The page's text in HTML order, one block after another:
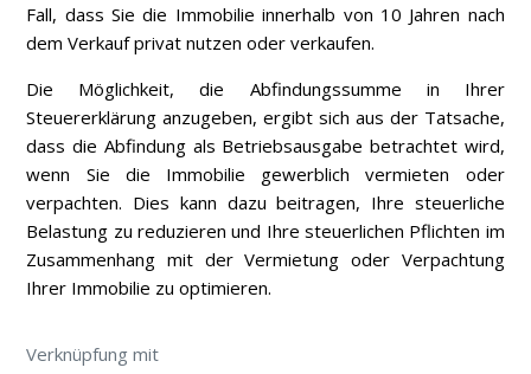
Fall, dass Sie die Immobilie innerhalb von 10 Jahren nach
dem Verkauf privat nutzen oder verkaufen.
Die Möglichkeit, die Abfindungssumme in Ihrer
Steuererklärung anzugeben, ergibt sich aus der Tatsache,
dass die Abfindung als Betriebsausgabe betrachtet wird,
wenn Sie die Immobilie gewerblich vermieten oder
verpachten. Dies kann dazu beitragen, Ihre steuerliche
Belastung zu reduzieren und Ihre steuerlichen Pflichten im
Zusammenhang mit der Vermietung oder Verpachtung
Ihrer Immobilie zu optimieren.
Verknüpfung mit